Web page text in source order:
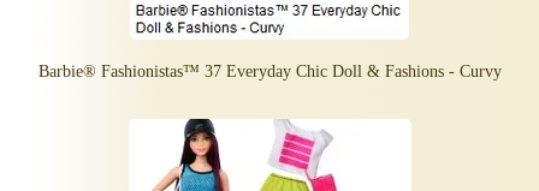
Barbie® Fashionistas™ 37 Everyday Chic Doll & Fashions - Curvy